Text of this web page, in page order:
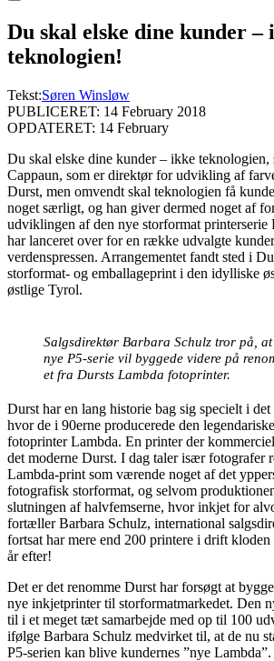
Du skal elske dine kunder –
teknologien!
Tekst:Søren Winsløw
PUBLICERET: 14 February 2018
OPDATERET: 14 February
Du skal elske dine kunder – ikke teknologien,
Cappaun, som er direktør for udvikling af
Durst, men omvendt skal teknologien få
noget særligt, og han giver dermed noget af
udviklingen af den nye storformat printerserie
har lanceret over for en række udvalgte
verdenspressen. Arrangementet fandt sted i
storformat- og emballageprint i den idylliske
østlige Tyrol.
Salgsdirektør Barbara Schulz tror på, at
nye P5-serie vil byggede videre på
et fra Dursts Lambda fotoprinter.
Durst har en lang historie bag sig specielt i
hvor de i 90erne producerede den
fotoprinter Lambda. En printer der
det moderne Durst. I dag taler især fotografer
Lambda-print som værende noget af det
fotografisk storformat, og selvom
slutningen af halvfemserne, hvor inkjet for
fortæller Barbara Schulz, international
fortsat har mere end 200 printere i drift
år efter!
Det er det renomme Durst har forsøgt at
nye inkjetprinter til storformatmarkedet. Den
til i et meget tæt samarbejde med op til 100
ifølge Barbara Schulz medvirket til, at de nu
P5-serien kan blive kundernes ”nye Lambda”.